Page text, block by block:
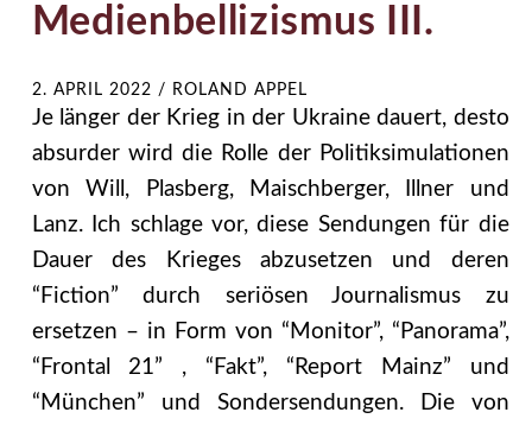
Medienbellizismus III.
2. APRIL 2022 / ROLAND APPEL
Je länger der Krieg in der Ukraine dauert, desto
absurder wird die Rolle der Politiksimulationen
von Will, Plasberg, Maischberger, Illner und
Lanz. Ich schlage vor, diese Sendungen für die
Dauer des Krieges abzusetzen und deren
“Fiction” durch seriösen Journalismus zu
ersetzen – in Form von “Monitor”, “Panorama”,
“Frontal 21” , “Fakt”, “Report Mainz” und
“München” und Sondersendungen. Die von